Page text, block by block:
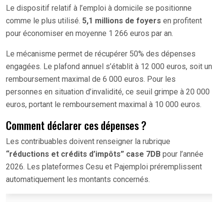
Le dispositif relatif à l’emploi à domicile se positionne
comme le plus utilisé. 5,1 millions de foyers en profitent
pour économiser en moyenne 1 266 euros par an.
Le mécanisme permet de récupérer 50% des dépenses
engagées. Le plafond annuel s’établit à 12 000 euros, soit un
remboursement maximal de 6 000 euros. Pour les
personnes en situation d’invalidité, ce seuil grimpe à 20 000
euros, portant le remboursement maximal à 10 000 euros.
Comment déclarer ces dépenses ?
Les contribuables doivent renseigner la rubrique
“réductions et crédits d’impôts” case 7DB pour l’année
2026. Les plateformes Cesu et Pajemploi préremplissent
automatiquement les montants concernés.